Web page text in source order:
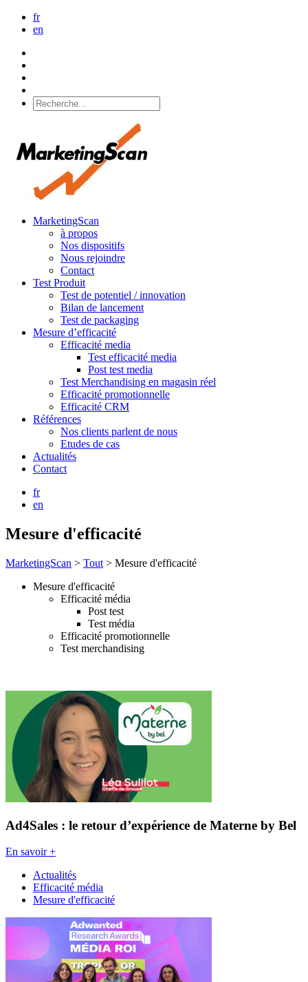
fr
en
MarketingScan
à propos
Nos dispositifs
Nous rejoindre
Contact
Test Produit
Test de potentiel / innovation
Bilan de lancement
Test de packaging
Mesure d’efficacité
Efficacité media
Test efficacité media
Post test media
Test Merchandising en magasin réel
Efficacité promotionnelle
Efficacité CRM
Références
Nos clients parlent de nous
Etudes de cas
Actualités
Contact
fr
en
Mesure d'efficacité
MarketingScan > Tout > Mesure d'efficacité
Mesure d'efficacité
Efficacité média
Post test
Test média
Efficacité promotionnelle
Test merchandising
Ad4Sales : le retour d’expérience de Materne by Bel
En savoir +
Actualités
Efficacité média
Mesure d'efficacité